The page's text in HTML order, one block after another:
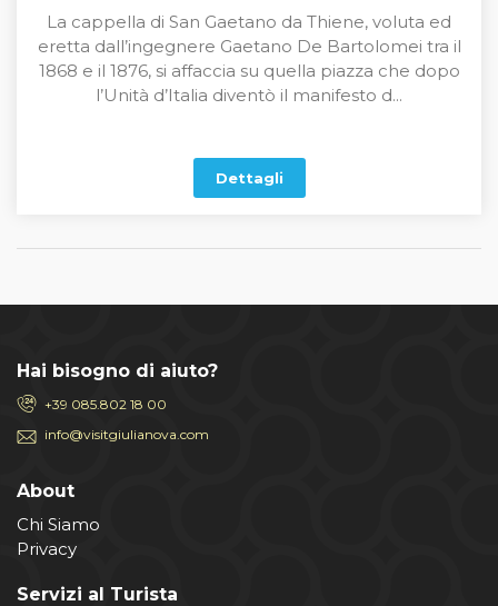
La cappella di San Gaetano da Thiene, voluta ed
eretta dall’ingegnere Gaetano De Bartolomei tra il
1868 e il 1876, si affaccia su quella piazza che dopo
l’Unità d’Italia diventò il manifesto d...
Dettagli
Hai bisogno di aiuto?
+39 085.802 18 00
info@visitgiulianova.com
About
Chi Siamo
Privacy
Servizi al Turista